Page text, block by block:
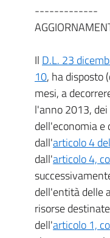
-------------
Il D.L. 23
10, ha disposto
mesi, a
l'anno 2013,
dell'economia e
dall'articolo 4
dall'articolo 4,
dell'entità delle
risorse
dell'articolo 1,